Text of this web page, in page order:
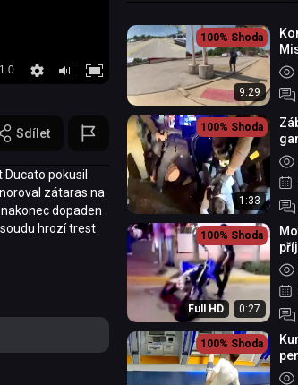
Sdílet
pokusil
zátaras na
dopaden
hrozí trest
100% Shoda
9:29
100% Shoda
1:33
100% Shoda
Full HD 0:27
100% Shoda